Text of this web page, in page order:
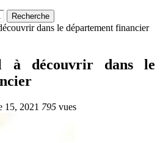
Recherche
dans le département financier
à découvrir dans le
15, 2021 795 vues